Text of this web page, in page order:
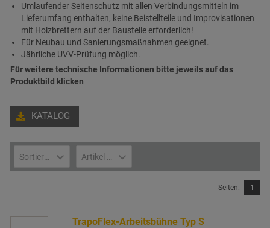
Umlaufender Seitenschutz mit allen Verbindungsmitteln im
Lieferumfang enthalten, keine Beistellteile und Improvisationen
mit Holzbrettern auf der Baustelle erforderlich!
Für Neubau und Sanierungsmaßnahmen geeignet.
Jährliche UVV-Prüfung möglich.
Für weitere technische Informationen bitte jeweils auf das
Produktbild klicken
KATALOG
Sortieren nach ...
Seiten: 1
TrapoFlex-Arbeitsbühne Typ S